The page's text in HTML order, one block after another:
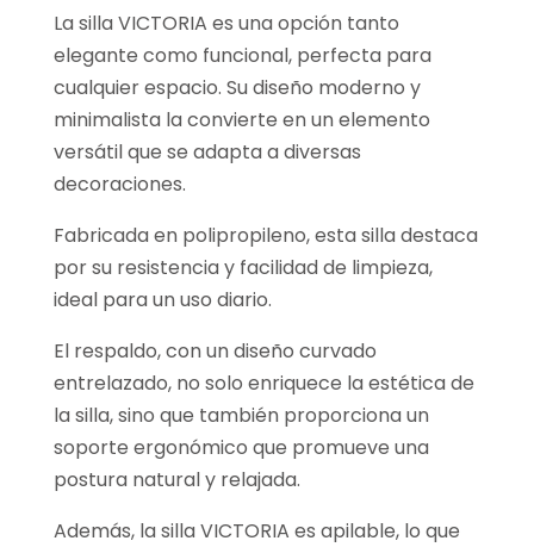
La silla VICTORIA es una opción tanto
elegante como funcional, perfecta para
cualquier espacio. Su diseño moderno y
minimalista la convierte en un elemento
versátil que se adapta a diversas
decoraciones.
Fabricada en polipropileno, esta silla destaca
por su resistencia y facilidad de limpieza,
ideal para un uso diario.
El respaldo, con un diseño curvado
entrelazado, no solo enriquece la estética de
la silla, sino que también proporciona un
soporte ergonómico que promueve una
postura natural y relajada.
Además, la silla VICTORIA es apilable, lo que